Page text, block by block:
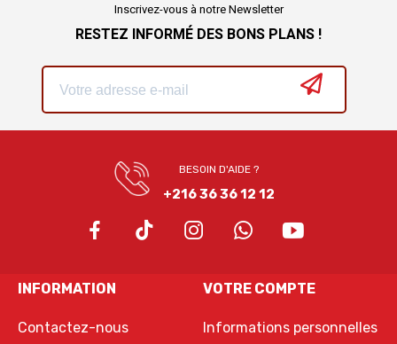
Inscrivez-vous à notre Newsletter
RESTEZ INFORMÉ DES BONS PLANS !
BESOIN D'AIDE ?
+216 36 36 12 12
INFORMATION
Contactez-nous
VOTRE COMPTE
Informations personnelles